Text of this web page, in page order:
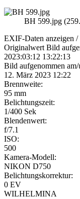
BH 599.jpg
EXIF-Daten anzeigen /
Originalwert Bild
2023:03:12 13:22:13
Bild aufgenommen am/
12. März 2023 12:22
Brennweite:
95 mm
Belichtungszeit:
1/400 Sek
Blendenwert:
f/7.1
ISO:
500
Kamera-Modell:
NIKON D750
Belichtungskorrektur:
0 EV
WILHELMINA